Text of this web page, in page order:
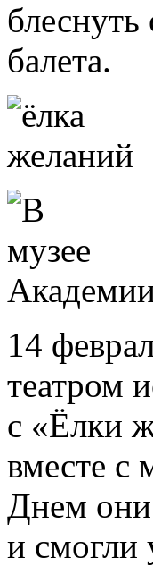
балета.
14
театром
с «Ёлки
вместе с
Днем они
и смогли